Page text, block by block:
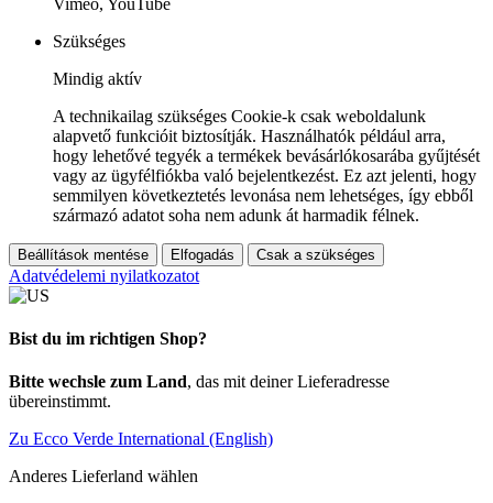
Szükséges
Mindig aktív
A technikailag szükséges Cookie-k csak weboldalunk
alapvető funkcióit biztosítják. Használhatók például arra,
hogy lehetővé tegyék a termékek bevásárlókosarába gyűjtését
vagy az ügyfélfiókba való bejelentkezést. Ez azt jelenti, hogy
semmilyen következtetés levonása nem lehetséges, így ebből
származó adatot soha nem adunk át harmadik félnek.
Beállítások mentése Elfogadás Csak a szükséges
Adatvédelemi nyilatkozatot
Bist du im richtigen Shop?
Bitte wechsle zum Land, das mit deiner Lieferadresse
übereinstimmt.
Zu Ecco Verde International (English)
Anderes Lieferland wählen